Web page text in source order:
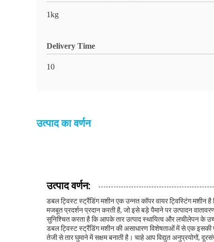
1kg
Delivery Time
10
उत्पाद का वर्णन
उत्पाद वर्णन:
डबल ट्विस्ट स्ट्रैंडिंग मशीन एक उन्नत कॉपर वायर ट्विस्टिंग मशीन है
मजबूत प्रदर्शन प्रदान करती है, जो इसे बड़े पैमाने पर उत्पादन
सुनिश्चित करता है कि आपके तार उत्पाद स्थायित्व और लचीलेपन के
डबल ट्विस्ट स्ट्रैंडिंग मशीन की असाधारण विशेषताओं में से एक इसकी
तेजी से तार घुमाने में सक्षम बनाती है। चाहे आप विद्युत अनुप्रयोगों,